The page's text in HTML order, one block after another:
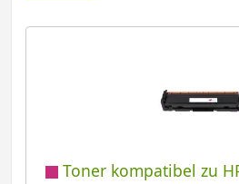
Toner kompatibel zu